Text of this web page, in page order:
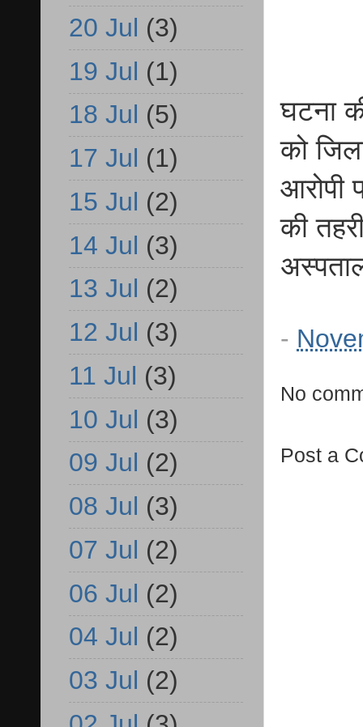
घटना
को
आरोपी
की
-
No
Post a
20 Jul (3)
19 Jul (1)
18 Jul (5)
17 Jul (1)
15 Jul (2)
14 Jul (3)
13 Jul (2)
12 Jul (3)
11 Jul (3)
10 Jul (3)
09 Jul (2)
08 Jul (3)
07 Jul (2)
06 Jul (2)
04 Jul (2)
03 Jul (2)